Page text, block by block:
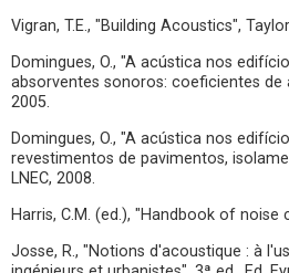
Vigran, T.E., "Building Acoustics",
Domingues, O., "A acústica nos
absorventes sonoros: coeficientes de
2005.
Domingues, O., "A acústica nos
revestimentos de pavimentos,
LNEC, 2008.
Harris, C.M. (ed.), "Handbook of noise
Josse, R., "Notions d'acoustique : à